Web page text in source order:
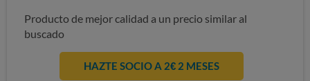
Producto de mejor calidad a un precio similar al
buscado
HAZTE SOCIO A 2€ 2 MESES